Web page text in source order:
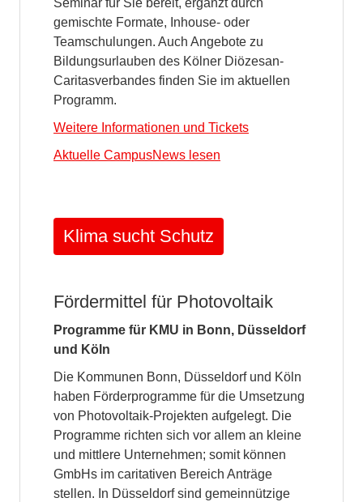
Seminar für Sie bereit, ergänzt durch
gemischte Formate, Inhouse- oder
Teamschulungen. Auch Angebote zu
Bildungsurlauben des Kölner Diözesan-
Caritasverbandes finden Sie im aktuellen
Programm.
Weitere Informationen und Tickets
Aktuelle CampusNews lesen
Klima sucht Schutz
Fördermittel für Photovoltaik
Programme für KMU in Bonn, Düsseldorf
und Köln
Die Kommunen Bonn, Düsseldorf und Köln
haben Förderprogramme für die Umsetzung
von Photovoltaik-Projekten aufgelegt. Die
Programme richten sich vor allem an kleine
und mittlere Unternehmen; somit können
GmbHs im caritativen Bereich Anträge
stellen. In Düsseldorf sind gemeinnützige